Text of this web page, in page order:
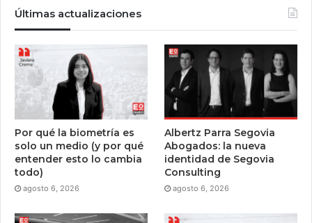
Últimas actualizaciones
Por qué la biometría es
solo un medio (y por qué
entender esto lo cambia
todo)
agosto 6, 2026
Albertz Parra Segovia
Abogados: la nueva
identidad de Segovia
Consulting
agosto 6, 2026